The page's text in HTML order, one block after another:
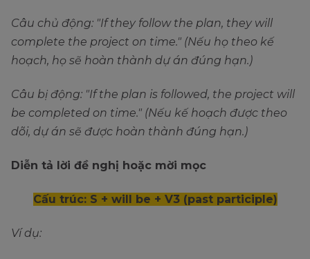
Câu chủ động: "If they follow the plan, they will
complete the project on time." (Nếu họ theo kế
hoạch, họ sẽ hoàn thành dự án đúng hạn.)
Câu bị động: "If the plan is followed, the project will
be completed on time." (Nếu kế hoạch được theo
dõi, dự án sẽ được hoàn thành đúng hạn.)
Diễn tả lời đề nghị hoặc mời mọc
Cấu trúc: S + will be + V3 (past participle)
Ví dụ: